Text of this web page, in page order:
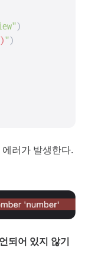
)
")
러가 발생한다.
되어 있지 않기